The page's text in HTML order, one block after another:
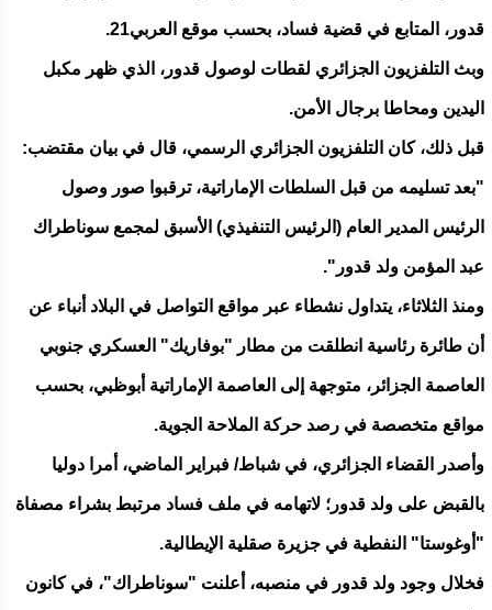
قدور، المتابع في قضية فساد، بحسب موقع العربي21.
وبث التلفزيون الجزائري لقطات لوصول قدور، الذي ظهر مكبل
اليدين ومحاطا برجال الأمن.
قبل ذلك، كان التلفزيون الجزائري الرسمي، قال في بيان مقتضب:
"بعد تسليمه من قبل السلطات الإماراتية، ترقبوا صور وصول
الرئيس المدير العام (الرئيس التنفيذي) الأسبق لمجمع سوناطراك
عبد المؤمن ولد قدور".
ومنذ الثلاثاء، يتداول نشطاء عبر مواقع التواصل في البلاد أنباء عن
أن طائرة رئاسية انطلقت من مطار "بوفاريك" العسكري جنوبي
العاصمة الجزائر، متوجهة إلى العاصمة الإماراتية أبوظبي، بحسب
مواقع متخصصة في رصد حركة الملاحة الجوية.
وأصدر القضاء الجزائري، في شباط/ فبراير الماضي، أمرا دوليا
بالقبض على ولد قدور؛ لاتهامه في ملف فساد مرتبط بشراء مصفاة
"أوغوستا" النفطية في جزيرة صقلية الإيطالية.
فخلال وجود ولد قدور في منصبه، أعلنت "سوناطراك"، في كانون